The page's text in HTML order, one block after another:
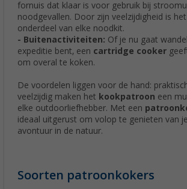
fornuis dat klaar is voor gebruik bij
noodgevallen. Door zijn veelzijdigheid is
onderdeel van elke noodkit.
- Buitenactiviteiten: Of je nu gaat
expeditie bent, een cartridge cooker
om overal te koken.
De voordelen liggen voor de hand:
veelzijdig maken het kookpatroon een
elke outdoorliefhebber. Met een
ideaal uitgerust om volop te genieten van
avontuur in de natuur.
Soorten patroonkokers